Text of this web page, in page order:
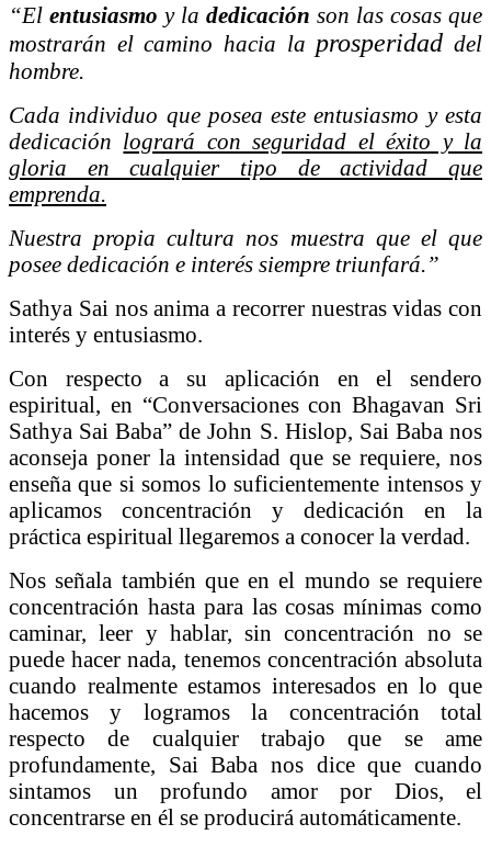
“El entusiasmo y la dedicación son las cosas que
mostrarán el camino hacia la prosperidad del
hombre.
Cada individuo que posea este entusiasmo y esta
dedicación logrará con seguridad el éxito y la
gloria en cualquier tipo de actividad que
emprenda.
Nuestra propia cultura nos muestra que el que
posee dedicación e interés siempre triunfará.”
Sathya Sai nos anima a recorrer nuestras vidas con
interés y entusiasmo.
Con respecto a su aplicación en el sendero
espiritual, en “Conversaciones con Bhagavan Sri
Sathya Sai Baba” de John S. Hislop, Sai Baba nos
aconseja poner la intensidad que se requiere, nos
enseña que si somos lo suficientemente intensos y
aplicamos concentración y dedicación en la
práctica espiritual llegaremos a conocer la verdad.
Nos señala también que en el mundo se requiere
concentración hasta para las cosas mínimas como
caminar, leer y hablar, sin concentración no se
puede hacer nada, tenemos concentración absoluta
cuando realmente estamos interesados en lo que
hacemos y logramos la concentración total
respecto de cualquier trabajo que se ame
profundamente, Sai Baba nos dice que cuando
sintamos un profundo amor por Dios, el
concentrarse en él se producirá automáticamente.